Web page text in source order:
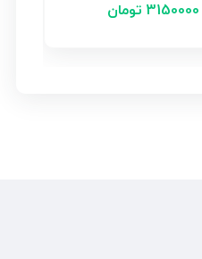
3150000 تومان